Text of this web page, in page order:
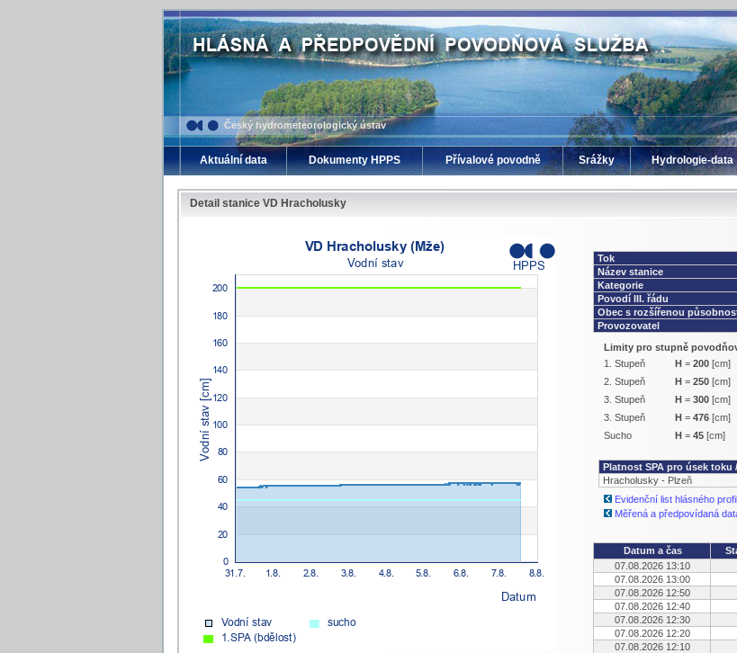
Český hydrometeorologický ústav
Aktuální data Dokumenty HPPS Přívalové povodně Srážky Hydrologie-data
Detail stanice VD Hracholusky
Tok
Název stanice
Kategorie
Povodí III. řádu
Obec s rozšířenou
Provozovatel
Limity pro stupně
1. Stupeň
H = 200 [cm]
2. Stupeň
H = 250 [cm]
3. Stupeň
H = 300 [cm]
3. Stupeň
H = 476 [cm]
Sucho
H = 45 [cm]
Platnost SPA pro úsek toku
Hracholusky - Plzeň
Evidenční list hlásného
Měřená a předpovídaná
Datum a čas
07.08.2026 13:10
07.08.2026 13:00
07.08.2026 12:50
07.08.2026 12:40
07.08.2026 12:30
07.08.2026 12:20
07.08.2026 12:10